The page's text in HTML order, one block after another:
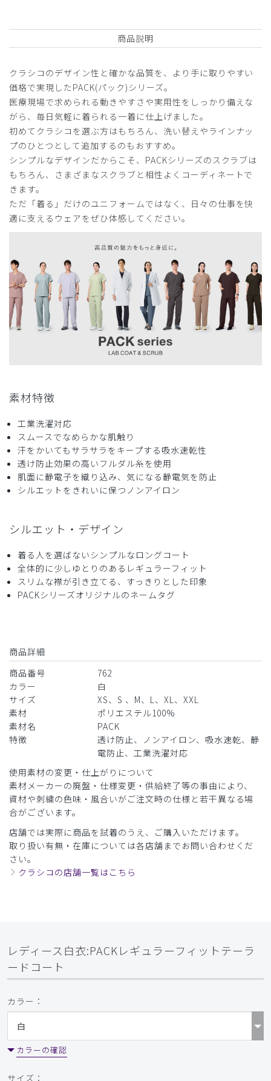
ご購入者様
購入確認済み
年齢: 60代 身長:150cm以下 体重: 46-50kg
サイズ感
小さめ
大きめ
ストレッチ感
厚さとても薄い 厚い
この種類に八分袖があるといいと思います。
ーラードコート/白/M
役に立った
商品説明
クラシコのデザイン性と確かな品質を、より手に取りやすい
価格で実現したPACK(パック)シリーズ。
医療現場で求められる動きやすさや実用性をしっかり備えな
がら、毎日気軽に着られる一着に仕上げました。
初めてクラシコを選ぶ方はもちろん、洗い替えやラインナッ
プのひとつとして追加するのもおすすめ。
シンプルなデザインだからこそ、PACKシリーズのスクラブは
もちろん、さまざまなスクラブと相性よくコーディネートで
きます。
ただ「着る」だけのユニフォームではなく、日々の仕事を快
適に支えるウェアをぜひ体感してください。
素材特徴
工業洗濯対応
スムースでなめらかな肌触り
汗をかいてもサラサラをキープする吸水速乾性
透け防止効果の高いフルダル糸を使用
肌面に静電子を織り込み、気になる静電気を防止
シルエットをきれいに保つノンアイロン
シルエット・デザイン
着る人を選ばないシンプルなロングコート
全体的に少しゆとりのあるレギュラーフィット
スリムな襟が引き立てる、すっきりとした印象
PACKシリーズオリジナルのネームタグ
商品詳細
商品番号
762
カラー
白
サイズ
XS、S 、M、L、XL、XXL
素材
ポリエステル100%
素材名
PACK
特徴
透け防止、ノンアイロン、吸水速乾、静
電防止、工業洗濯対応
使用素材の変更・仕上がりについて
素材メーカーの廃盤・仕様変更・供給終了等の事由により、
資材や刺繍の色味・風合いがご注文時の仕様と若干異なる場
合がございます。
店舗では実際に商品を試着のうえ、ご購入いただけます。
取り扱い有無・在庫については各店舗までお問い合わせくだ
さい。
クラシコの店舗一覧はこちら
レディース白衣:PACKレギュラーフィットテーラ
ードコート
カラー：
カラーの確認
サイズ：